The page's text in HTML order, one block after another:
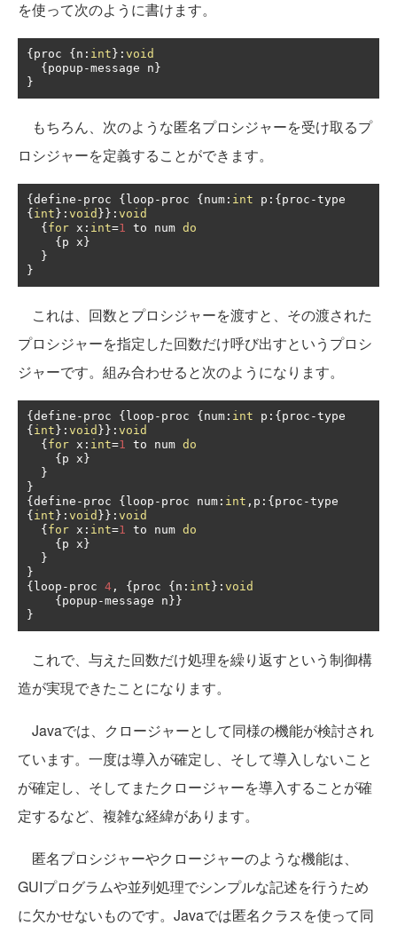
を使って次のように書けます。
{ proc { n : int }: void
{ popup -message n }
}
もちろん、次のような匿名プロシジャーを受け取るプ
ロシジャーを定義することができます。
{ define - proc { loop - proc { num : int p :{ proc -
{ int }: void }}: void
{ for x : int=1 to num do
{ p x }
}
}
これは、回数とプロシジャーを渡すと、その渡された
プロシジャーを指定した回数だけ呼び出すというプロシ
ジャーです。組み合わせると次のようになります。
{ define - proc { loop - proc { num : int p :{ proc -
{ int }: void }}: void
{ for x : int=1 to num do
{ p x }
}
}
{ define - proc { loop - proc num : int , p :{ proc -
{ int }: void }}: void
{ for x : int=1 to num do
{ p x }
}
}
{ loop - proc 4 , { proc { n : int }: void
{ popup -message n }}
}
これで、与えた回数だけ処理を繰り返すという制御構
造が実現できたことになります。
Javaでは、クロージャーとして同様の機能が検討され
ています。一度は導入が確定し、そして導入しないこと
が確定し、そしてまたクロージャーを導入することが確
定するなど、複雑な経緯があります。
匿名プロシジャーやクロージャーのような機能は、
GUIプログラムや並列処理でシンプルな記述を行うため
に欠かせないものです。Javaでは匿名クラスを使って同